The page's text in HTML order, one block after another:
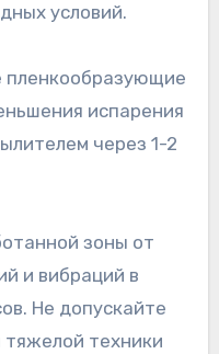
условий.
пленкообразующие
испарения
через 1-2
зоны от
и вибраций в
Не допускайте
техники